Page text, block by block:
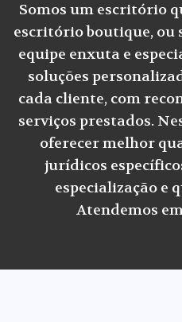
Somos um escritório
escritório boutique, ou
equipe enxuta e
soluções
cada cliente, com
serviços prestados.
oferecer melhor
jurídicos
especialização e
Atendemos